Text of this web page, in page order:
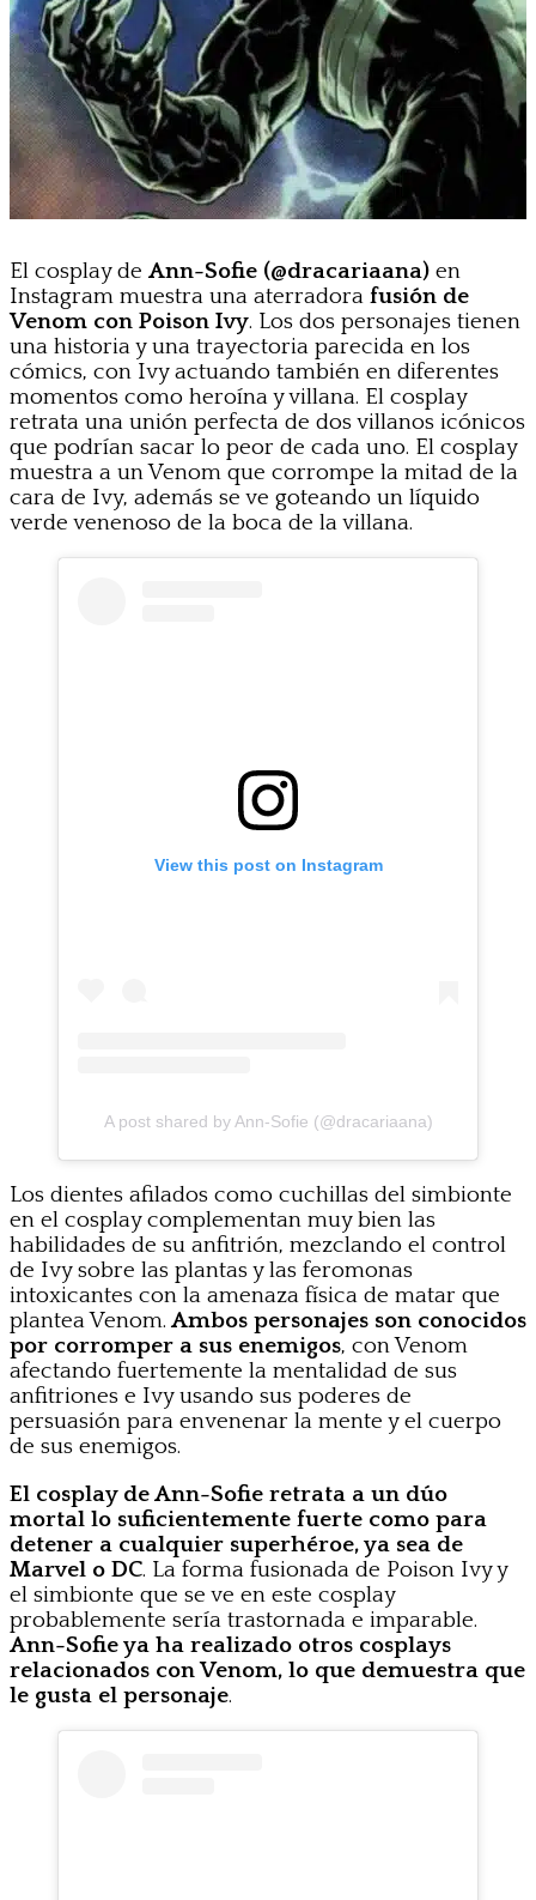
El cosplay de Ann-Sofie (@dracariaana) en
Instagram muestra una aterradora fusión de
Venom con Poison Ivy. Los dos personajes tienen
una historia y una trayectoria parecida en los
cómics, con Ivy actuando también en diferentes
momentos como heroína y villana. El cosplay
retrata una unión perfecta de dos villanos icónicos
que podrían sacar lo peor de cada uno. El cosplay
muestra a un Venom que corrompe la mitad de la
cara de Ivy, además se ve goteando un líquido
verde venenoso de la boca de la villana.
View this post on Instagram
A post shared by Ann-Sofie (@dracariaana)
Los dientes afilados como cuchillas del simbionte
en el cosplay complementan muy bien las
habilidades de su anfitrión, mezclando el control
de Ivy sobre las plantas y las feromonas
intoxicantes con la amenaza física de matar que
plantea Venom. Ambos personajes son conocidos
por corromper a sus enemigos, con Venom
afectando fuertemente la mentalidad de sus
anfitriones e Ivy usando sus poderes de
persuasión para envenenar la mente y el cuerpo
de sus enemigos.
El cosplay de Ann-Sofie retrata a un dúo
mortal lo suficientemente fuerte como para
detener a cualquier superhéroe, ya sea de
Marvel o DC. La forma fusionada de Poison Ivy y
el simbionte que se ve en este cosplay
probablemente sería trastornada e imparable.
Ann-Sofie ya ha realizado otros cosplays
relacionados con Venom, lo que demuestra que
le gusta el personaje.